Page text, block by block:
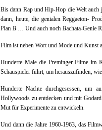
Bis dann Rap und Hip-Hop die Welt auch
dann, heute, die genialen Reggaeton-
Plan B … Und auch noch Bachata-Genie
Film ist neben Wort und Mode und Kunst
Hunderte Male die Preminger-Filme im
Schauspieler führt, um herauszufinden,
Hunderte Nächte durchgesessen, um
Hollywoods zu entdecken und mit
Mut für Experimente zu entwickeln.
Und dann die Jahre 1960-1963, das